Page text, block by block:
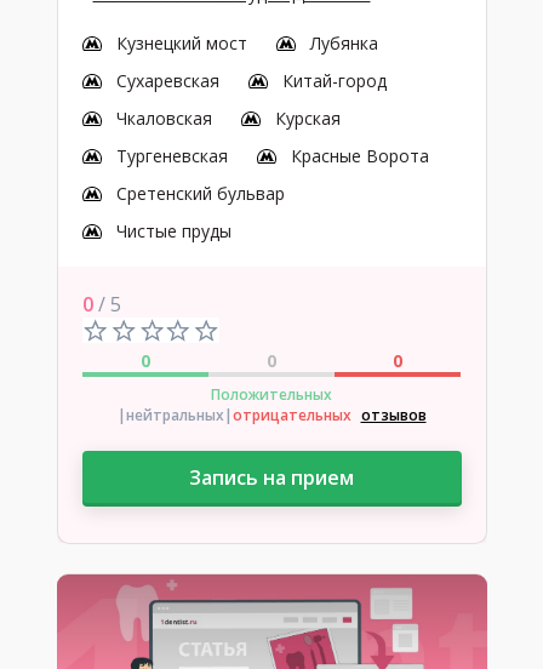
Кузнецкий мост
Лубянка
Сухаревская
Китай-город
Чкаловская
Курская
Тургеневская
Красные Ворота
Сретенский бульвар
Чистые пруды
0/ 5
0 0 0
Положительных
|нейтральных|отрицательных отзывов
Запись на прием